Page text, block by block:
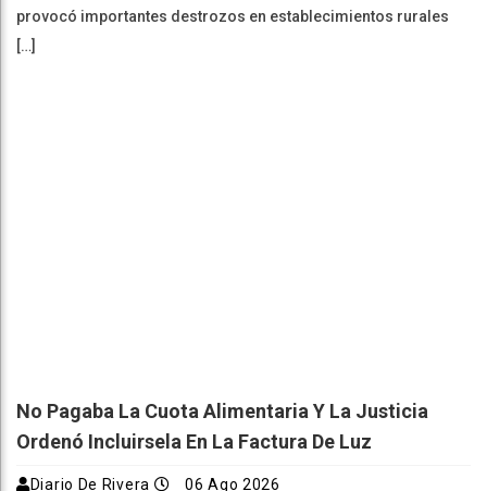
provocó importantes destrozos en establecimientos rurales
[…]
No Pagaba La Cuota Alimentaria Y La Justicia
Ordenó Incluirsela En La Factura De Luz
Diario De Rivera 06 Ago 2026